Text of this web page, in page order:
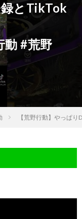
とTikTok
動 #荒野
【荒野行動】やっぱ